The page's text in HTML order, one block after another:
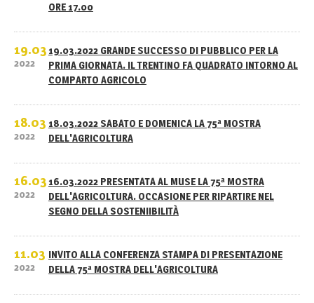
ORE 17.00
19.03
2022
19.03.2022 GRANDE SUCCESSO DI PUBBLICO PER LA
PRIMA GIORNATA. IL TRENTINO FA QUADRATO INTORNO AL
COMPARTO AGRICOLO
18.03
2022
18.03.2022 SABATO E DOMENICA LA 75ª MOSTRA
DELL'AGRICOLTURA
16.03
2022
16.03.2022 PRESENTATA AL MUSE LA 75ª MOSTRA
DELL'AGRICOLTURA. OCCASIONE PER RIPARTIRE NEL
SEGNO DELLA SOSTENIIBILITÀ
11.03
2022
INVITO ALLA CONFERENZA STAMPA DI PRESENTAZIONE
DELLA 75ª MOSTRA DELL'AGRICOLTURA